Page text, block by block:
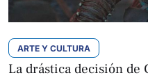
ARTE Y CULTURA
La drástica decisión de